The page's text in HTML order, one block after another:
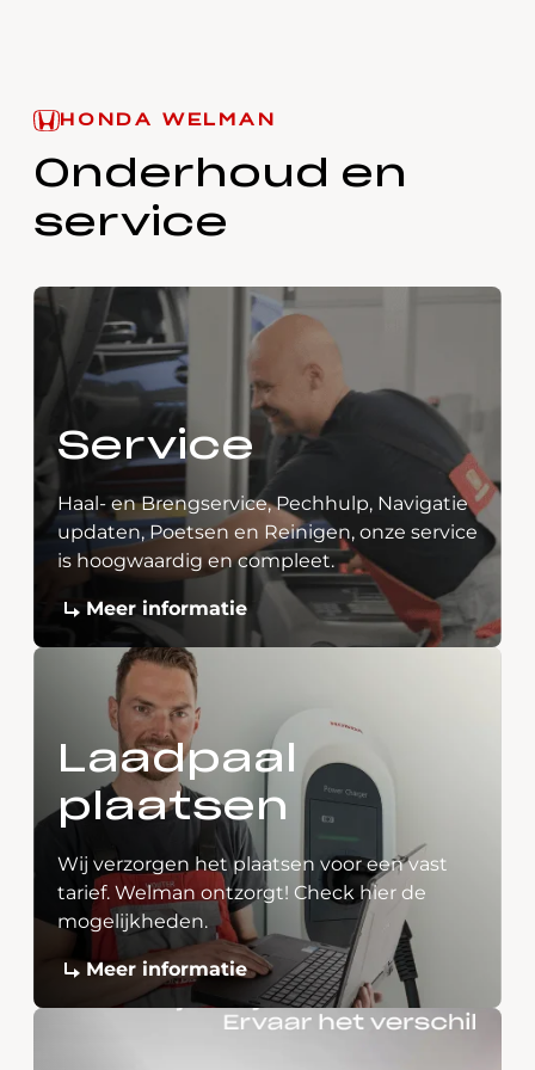
HONDA WELMAN
Onderhoud en
service
Service
Haal- en Brengservice, Pechhulp, Navigatie
updaten, Poetsen en Reinigen, onze service
is hoogwaardig en compleet.
Meer informatie
Laadpaal
plaatsen
Wij verzorgen het plaatsen voor een vast
tarief. Welman ontzorgt! Check hier de
mogelijkheden.
Meer informatie